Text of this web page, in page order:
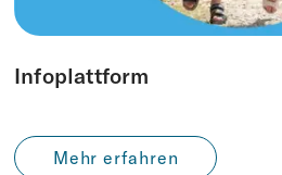
Infoplattform
Mehr erfahren